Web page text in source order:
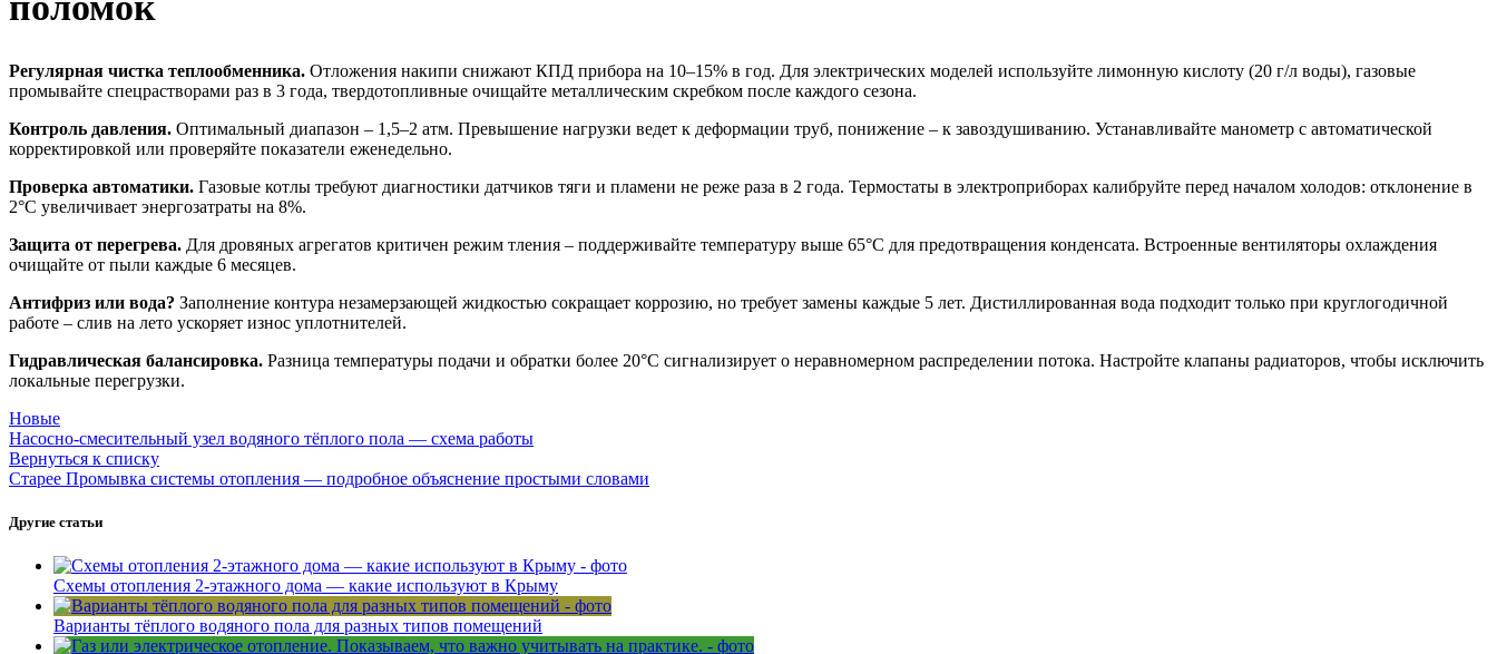
Регулярная чистка теплообменника. Отложения накипи снижают КПД прибора на 10–15% в год. Для электрических моделей используйте лимонную кислоту (20 г/л воды), газовые
промывайте спецрастворами раз в 3 года, твердотопливные очищайте металлическим скребком после каждого сезона.
Контроль давления. Оптимальный диапазон – 1,5–2 атм. Превышение нагрузки ведет к деформации труб, понижение – к завоздушиванию. Устанавливайте манометр с автоматической
корректировкой или проверяйте показатели еженедельно.
Проверка автоматики. Газовые котлы требуют диагностики датчиков тяги и пламени не реже раза в 2 года. Термостаты в электроприборах калибруйте перед началом холодов: отклонение в
2°C увеличивает энергозатраты на 8%.
Защита от перегрева. Для дровяных агрегатов критичен режим тления – поддерживайте температуру выше 65°C для предотвращения конденсата. Встроенные вентиляторы охлаждения
очищайте от пыли каждые 6 месяцев.
Антифриз или вода? Заполнение контура незамерзающей жидкостью сокращает коррозию, но требует замены каждые 5 лет. Дистиллированная вода подходит только при круглогодичной
работе – слив на лето ускоряет износ уплотнителей.
Гидравлическая балансировка. Разница температуры подачи и обратки более 20°C сигнализирует о неравномерном распределении потока. Настройте клапаны радиаторов, чтобы исключить
локальные перегрузки.
Новые
Насосно-смесительный узел водяного тёплого пола — схема работы
Вернуться к списку
Старее Промывка системы отопления — подробное объяснение простыми словами
Другие статьи
Схемы отопления 2-этажного дома — какие используют в Крыму
Варианты тёплого водяного пола для разных типов помещений